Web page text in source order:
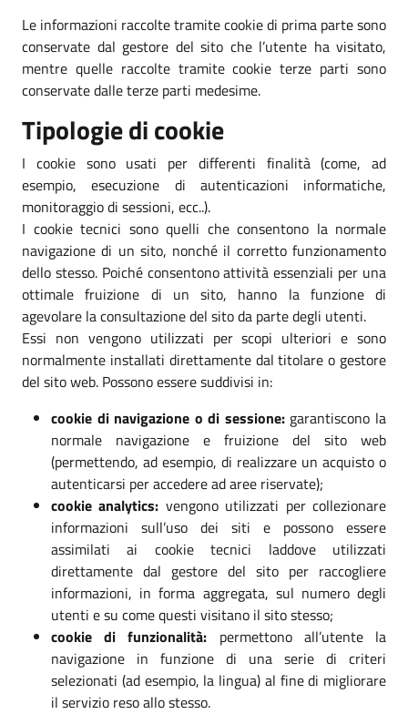
Le informazioni raccolte tramite cookie di prima parte sono
conservate dal gestore del sito che l’utente ha visitato,
mentre quelle raccolte tramite cookie terze parti sono
conservate dalle terze parti medesime.
Tipologie di cookie
I cookie sono usati per differenti finalità (come, ad
esempio, esecuzione di autenticazioni informatiche,
monitoraggio di sessioni, ecc..).
I cookie tecnici sono quelli che consentono la normale
navigazione di un sito, nonché il corretto funzionamento
dello stesso. Poiché consentono attività essenziali per una
ottimale fruizione di un sito, hanno la funzione di
agevolare la consultazione del sito da parte degli utenti.
Essi non vengono utilizzati per scopi ulteriori e sono
normalmente installati direttamente dal titolare o gestore
del sito web. Possono essere suddivisi in:
cookie di navigazione o di sessione:garantiscono la
normale navigazione e fruizione del sito web
(permettendo, ad esempio, di realizzare un acquisto o
autenticarsi per accedere ad aree riservate);
cookie analytics: vengono utilizzati per collezionare
informazioni sull’uso dei siti e possono essere
assimilati ai cookie tecnici laddove utilizzati
direttamente dal gestore del sito per raccogliere
informazioni, in forma aggregata, sul numero degli
utenti e su come questi visitano il sito stesso;
cookie di funzionalità: permettono all’utente la
navigazione in funzione di una serie di criteri
selezionati (ad esempio, la lingua) al fine di migliorare
il servizio reso allo stesso.